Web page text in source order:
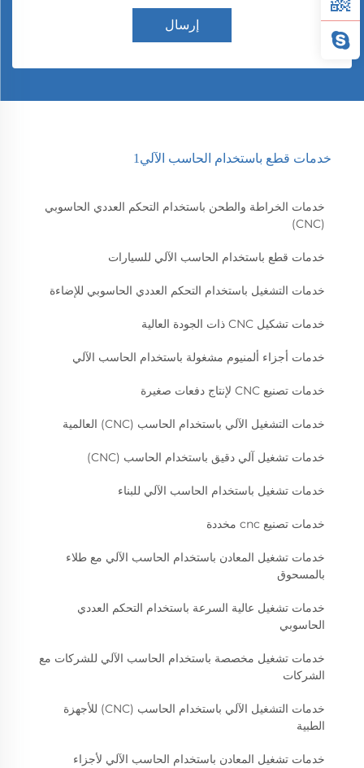
إرسال
خدمات قطع باستخدام الحاسب الآلي1
خدمات الخراطة والطحن باستخدام التحكم العددي الحاسوبي
(CNC)
خدمات قطع باستخدام الحاسب الآلي للسيارات
خدمات التشغيل باستخدام التحكم العددي الحاسوبي للإضاءة
خدمات تشكيل CNC ذات الجودة العالية
خدمات أجزاء ألمنيوم مشغولة باستخدام الحاسب الآلي
خدمات تصنيع CNC لإنتاج دفعات صغيرة
خدمات التشغيل الآلي باستخدام الحاسب (CNC) العالمية
خدمات تشغيل آلي دقيق باستخدام الحاسب (CNC)
خدمات تشغيل باستخدام الحاسب الآلي للبناء
خدمات تصنيع cnc مخددة
خدمات تشغيل المعادن باستخدام الحاسب الآلي مع طلاء
بالمسحوق
خدمات تشغيل عالية السرعة باستخدام التحكم العددي
الحاسوبي
خدمات تشغيل مخصصة باستخدام الحاسب الآلي للشركات مع
الشركات
خدمات التشغيل الآلي باستخدام الحاسب (CNC) للأجهزة
الطبية
خدمات تشغيل المعادن باستخدام الحاسب الآلي لأجزاء